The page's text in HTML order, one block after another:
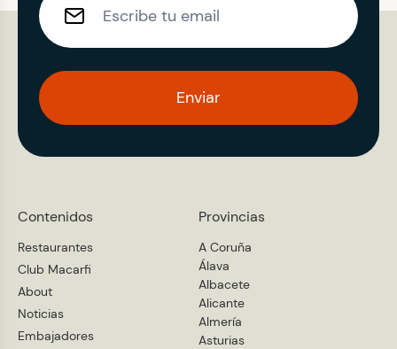
Enviar
Contenidos
Restaurantes
Club Macarfi
About
Noticias
Embajadores
Provincias
A Coruña
Álava
Albacete
Alicante
Almería
Asturias